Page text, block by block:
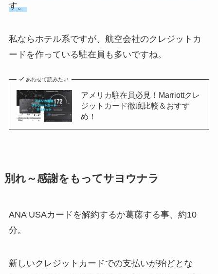
す。
私ならホテル系ですが、航空会社のクレジットカ
ードを作っている駐在員も多いですね。
あわせて読みたい
アメリカ駐在員必見！Marriottクレ
ジットカード徹底比較＆おすす
め！
別れ～感謝をもってサヨウナラ
ANA USAカードを解約するか葛藤する事、約10
分。
新しいクレジットカードでの支払いが殆どとな